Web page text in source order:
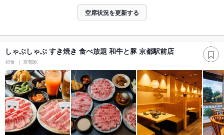
空席状況を更新する
しゃぶしゃぶ すき焼き 食べ放題 和牛と豚 京都駅前店
和食 京都駅